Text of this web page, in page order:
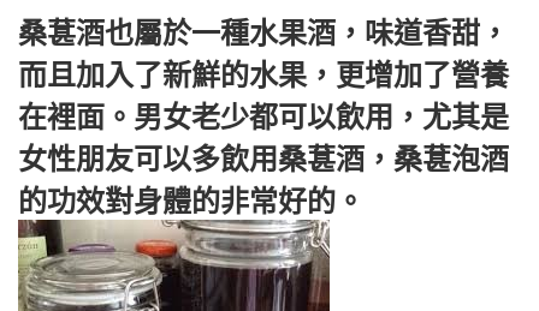
桑葚酒也屬於一種水果酒，味道香甜，
而且加入了新鮮的水果，更增加了營養
在裡面。男女老少都可以飲用，尤其是
女性朋友可以多飲用桑葚酒，桑葚泡酒
的功效對身體的非常好的。